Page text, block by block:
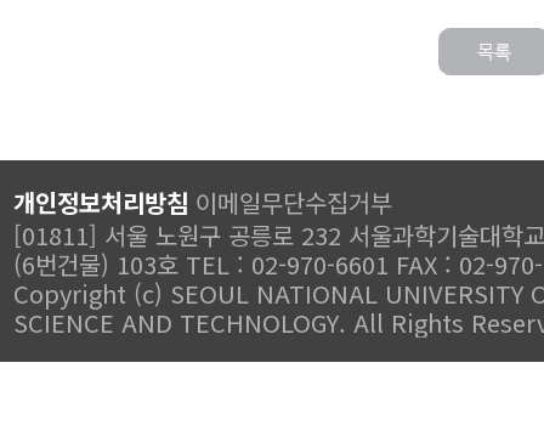
개인정보처리방침 이메일무단수집거부
[01811] 서울 노원구 공릉로 232 서울과학기술대학
(6번건물) 103호 TEL : 02-970-6601 FAX : 02-
Copyright (c) SEOUL NATIONAL UNIVERSITY
SCIENCE AND TECHNOLOGY. All Rights